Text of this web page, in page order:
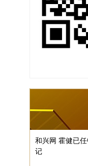
和兴网 霍健已
记